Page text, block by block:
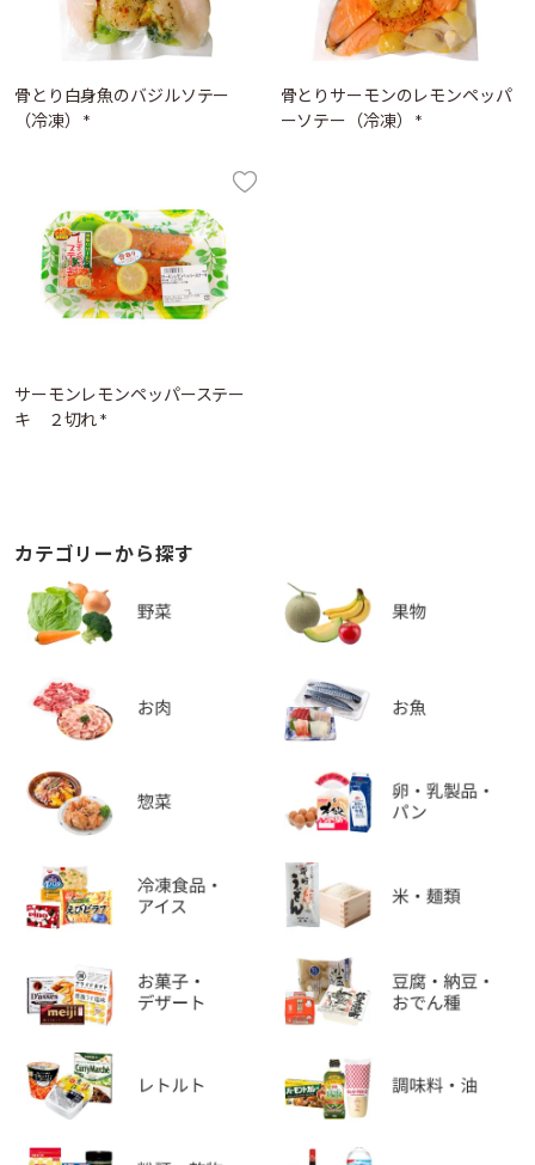
骨とり白身魚のバジルソテー
（冷凍） *
骨とりサーモンのレモンペッパ
ーソテー（冷凍） *
サーモンレモンペッパーステー
キ ２切れ *
カテゴリーから探す